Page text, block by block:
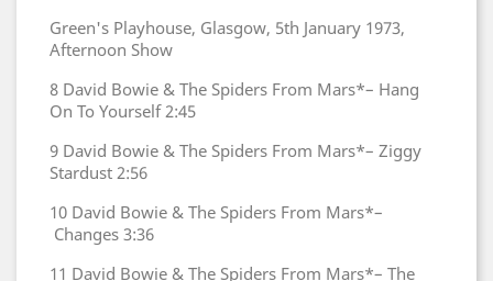
Green's Playhouse, Glasgow, 5th January 1973,
Afternoon Show
8 David Bowie & The Spiders From Mars*– Hang
On To Yourself 2:45
9 David Bowie & The Spiders From Mars*– Ziggy
Stardust 2:56
10 David Bowie & The Spiders From Mars*–
Changes 3:36
11 David Bowie & The Spiders From Mars*– The